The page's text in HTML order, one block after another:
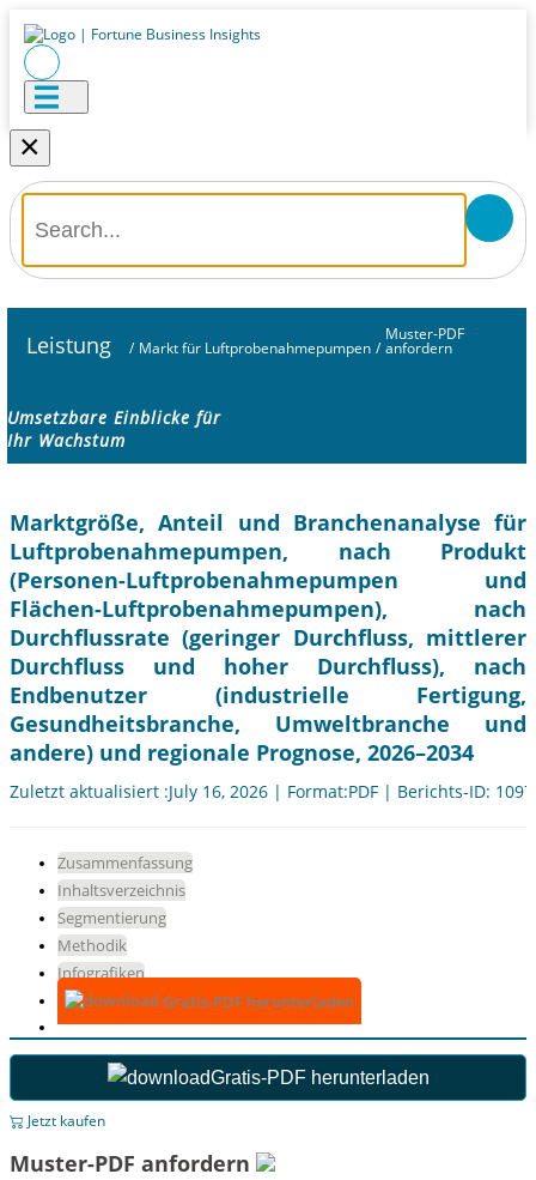
×
Leistung / Markt für Luftprobenahmepumpen /
Muster-PDF
anfordern
Umsetzbare Einblicke für
Ihr Wachstum
Marktgröße, Anteil und Branchenanalyse für
Luftprobenahmepumpen, nach Produkt
(Personen-Luftprobenahmepumpen und
Flächen-Luftprobenahmepumpen), nach
Durchflussrate (geringer Durchfluss, mittlerer
Durchfluss und hoher Durchfluss), nach
Endbenutzer (industrielle Fertigung,
Gesundheitsbranche, Umweltbranche und
andere) und regionale Prognose, 2026–2034
Zuletzt aktualisiert :July 16, 2026 | Format:PDF | Berichts-ID:
Zusammenfassung
Inhaltsverzeichnis
Segmentierung
Methodik
Infografiken
Gratis-PDF herunterladen
Gratis-PDF herunterladen
Jetzt kaufen
Muster-PDF anfordern